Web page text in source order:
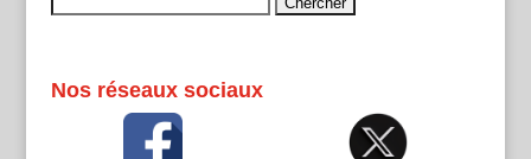
Nos réseaux sociaux